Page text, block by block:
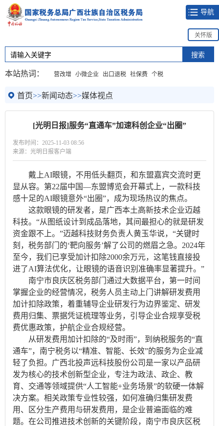
导航
关怀版
本站热词： 营改增 小微企业 出口退税 社保费 个税
首页>>新闻动态>>媒体视点
[光明日报]服务“直通车”加速科创企业“出圈”
发布时间：2025-11-03 08:56
来源：光明日报客户端
戴上AI眼镜，不用低头翻页，和东盟嘉宾交流时更
显从容。第22届中国—东盟博览会开幕式上，一款科技
感十足的AI眼镜意外“出圈”，成为现场热议的焦点。
这款眼镜的研发者，是广西本土高新技术企业迈越
科技。“从图纸设计到成品落地，其间最担心的就是研发
资金跟不上。”迈越科技财务负责人黄玉华说，“关键时
刻，税务部门的‘靶向服务’解了公司的燃眉之急。2024年
至今，我们已享受加计扣除2000余万元，这笔钱直接投
进了AI算法优化，让眼镜的语音识别准确率显著提升。”
南宁市良庆区税务部门通过大数据平台，第一时间
掌握企业的经营情况，税务人员主动上门讲解研发费用
加计扣除政策，着重辅导企业研发行为边界鉴定、研发
费用归集、票据凭证梳理等业务，引导企业合规享受税
费优惠政策，护航企业合规经营。
从研发费用加计扣除的“及时雨”，到纳税服务的“直
通车”，南宁税务以“精准、智能、长效”的服务为企业减
轻了负担。广西北投声远科技股份公司是一家以产品研
发为核心的技术创新型企业，专注为政法、政企、教
育、交通等领域提供“人工智能+业务场景”的软硬一体解
决方案。相关政策专业性较强，如何准确归集研发费
用、区分生产费用与研发费用，是企业普遍面临的难
题。在公司推进技术创新的关键阶段，南宁市良庆区税